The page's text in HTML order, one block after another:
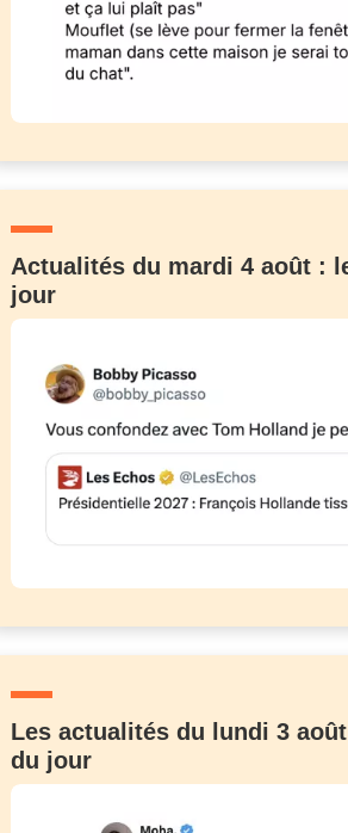
Actualités du mardi 4 août :
jour
Les actualités du lundi 3
du jour